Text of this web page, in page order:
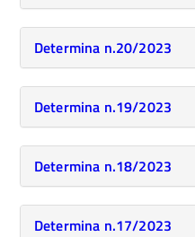
Determina n.20/2023
Determina n.19/2023
Determina n.18/2023
Determina n.17/2023